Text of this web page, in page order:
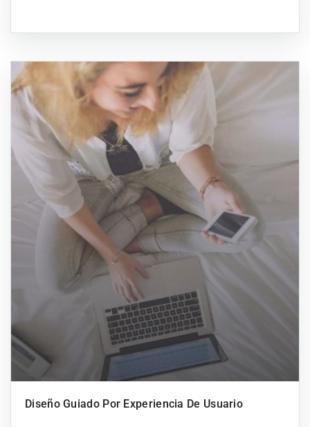
Diseño Guiado Por Experiencia De Usuario